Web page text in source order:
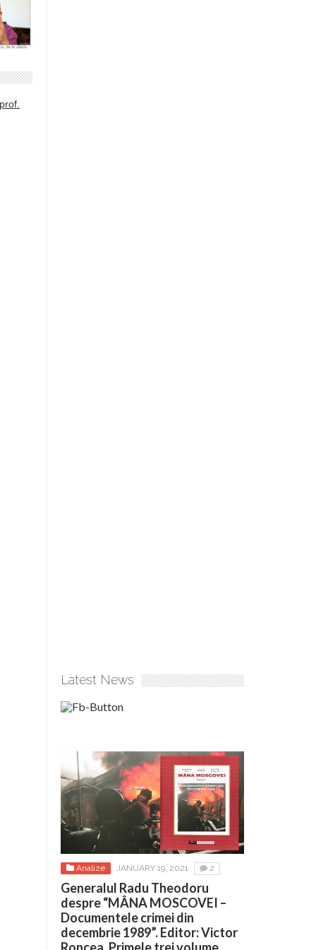
Latest News
Analize JANUARY 19, 2021 2
Generalul Radu Theodoru
despre “MÂNA MOSCOVEI –
Documentele crimei din
decembrie 1989”. Editor: Victor